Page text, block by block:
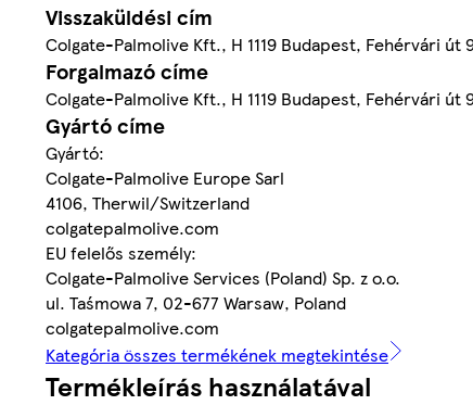
Visszaküldési cím
Colgate-Palmolive Kft., H 1119 Budapest, Fehérvári
Forgalmazó címe
Colgate-Palmolive Kft., H 1119 Budapest, Fehérvári
Gyártó címe
Gyártó:
Colgate-Palmolive Europe Sarl
4106, Therwil/Switzerland
colgatepalmolive.com
EU felelős személy:
Colgate-Palmolive Services (Poland) Sp. z o.o.
ul. Taśmowa 7, 02-677 Warsaw, Poland
colgatepalmolive.com
Kategória összes termékének megtekintése
Termékleírás használatával